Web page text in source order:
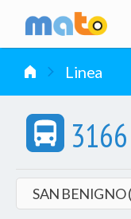
vai al contenuto
Linea
3166